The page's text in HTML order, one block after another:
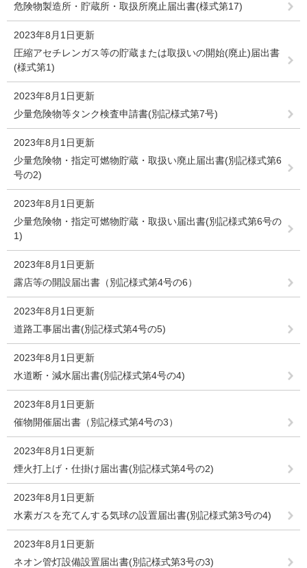
危険物製造所・貯蔵所・取扱所廃止届出書(様式第17)
2023年8月1日更新
圧縮アセチレンガス等の貯蔵または取扱いの開始(廃止)届出書
(様式第1)
2023年8月1日更新
少量危険物等タンク検査申請書(別記様式第7号)
2023年8月1日更新
少量危険物・指定可燃物貯蔵・取扱い廃止届出書(別記様式第6
号の2)
2023年8月1日更新
少量危険物・指定可燃物貯蔵・取扱い届出書(別記様式第6号の
1)
2023年8月1日更新
露店等の開設届出書（別記様式第4号の6）
2023年8月1日更新
道路工事届出書(別記様式第4号の5)
2023年8月1日更新
水道断・減水届出書(別記様式第4号の4)
2023年8月1日更新
催物開催届出書（別記様式第4号の3）
2023年8月1日更新
煙火打上げ・仕掛け届出書(別記様式第4号の2)
2023年8月1日更新
水素ガスを充てんする気球の設置届出書(別記様式第3号の4)
2023年8月1日更新
ネオン管灯設備設置届出書(別記様式第3号の3)